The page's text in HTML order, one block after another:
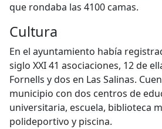
que rondaba las 4100 camas.
Cultura
En el ayuntamiento había
siglo XXI 41 asociaciones, 12 de
Fornells y dos en Las Salinas.
municipio con dos centros de
universitaria, escuela, biblioteca
polideportivo y piscina.